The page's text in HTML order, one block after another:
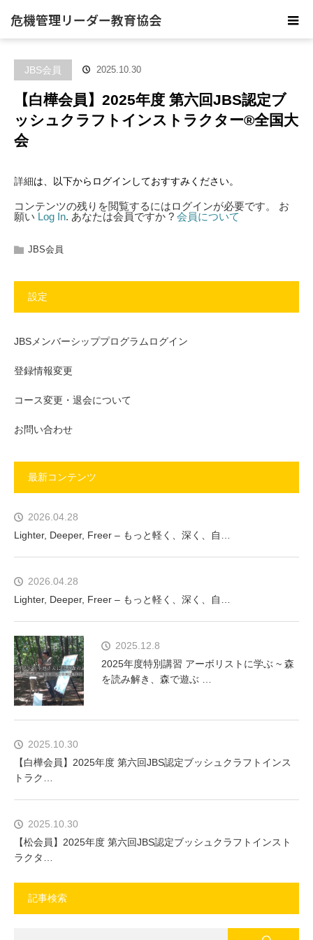
危機管理リーダー教育協会
JBS会員 2025.10.30
【白樺会員】2025年度 第六回JBS認定ブ
ッシュクラフトインストラクター®️全国大
会
詳細は、以下からログインしておすすみください。
コンテンツの残りを閲覧するにはログインが必要です。 お
願い Log In. あなたは会員ですか ? 会員について
JBS会員
設定
JBSメンバーシッププログラムログイン
登録情報変更
コース変更・退会について
お問い合わせ
最新コンテンツ
2026.04.28
Lighter, Deeper, Freer – もっと軽く、深く、自…
2026.04.28
Lighter, Deeper, Freer – もっと軽く、深く、自…
2025.12.8
2025年度特別講習 アーボリストに学ぶ ~ 森
を読み解き、森で遊ぶ …
2025.10.30
【白樺会員】2025年度 第六回JBS認定ブッシュクラフトインス
トラク…
2025.10.30
【松会員】2025年度 第六回JBS認定ブッシュクラフトインスト
ラクタ…
記事検索